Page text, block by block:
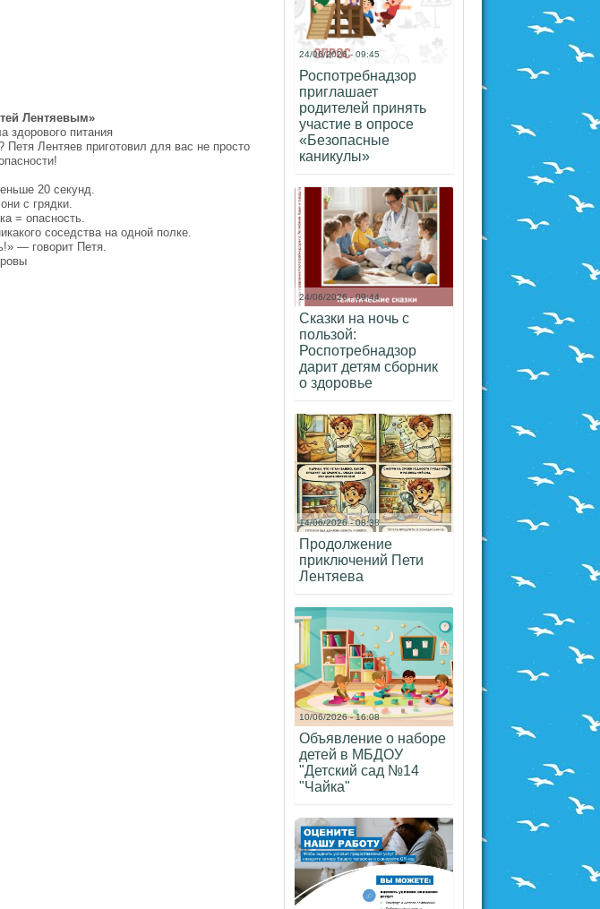
Лентяевым»
здорового питания
Лентяев приготовил для вас не просто
20 секунд.
с грядки.
= опасность.
соседства на одной полке.
— говорит Петя.
24/06/2026 - 09:45
Роспотребнадзор
приглашает
родителей принять
участие в опросе
«Безопасные
каникулы»
24/06/2026 - 09:44
Сказки на ночь с
пользой:
Роспотребнадзор
дарит детям сборник
о здоровье
14/06/2026 - 08:38
Продолжение
приключений Пети
Лентяева
10/06/2026 - 16:08
Объявление о наборе
детей в МБДОУ
"Детский сад №14
"Чайка"